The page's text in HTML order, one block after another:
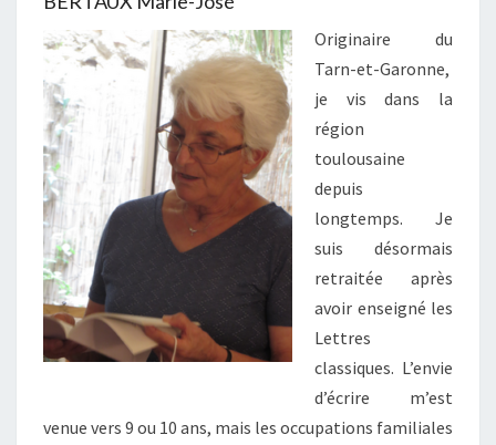
Originaire du
Tarn-et-Garonne,
je vis dans la
région
toulousaine
depuis
longtemps. Je
suis désormais
retraitée après
avoir enseigné les
Lettres
classiques. L’envie
d’écrire m’est
venue vers 9 ou 10 ans, mais les occupations familiales